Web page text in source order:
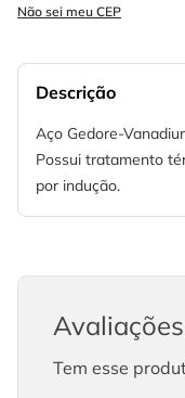
Não sei meu CEP
Descrição
Aço Gedore-
Possui tratamento
por indução.
Avaliações
Tem esse